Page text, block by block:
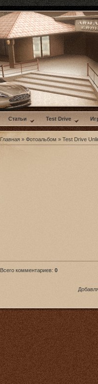
Статьи Test Drive
Главная » Фотоальбом » Test Drive
Всего комментариев: 0